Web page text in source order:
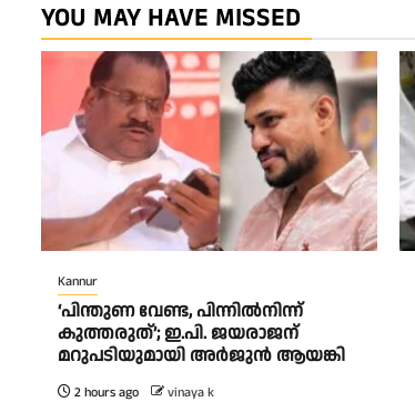
YOU MAY HAVE MISSED
Kannur
‘പിന്തുണ വേണ്ട, പിന്നിൽനിന്ന്
കുത്തരുത്’; ഇ.പി. ജയരാജന്
മറുപടിയുമായി അർജുൻ ആയങ്കി
2 hours ago vinaya k